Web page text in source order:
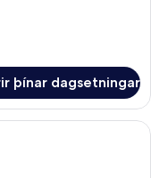
þínar dagsetningar
drykkir á míníbar,